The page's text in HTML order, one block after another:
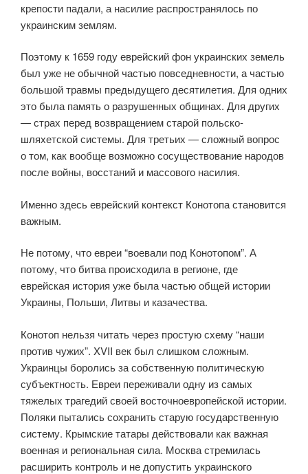
крепости падали, а насилие распространялось по
украинским землям.
Поэтому к 1659 году еврейский фон украинских земель
был уже не обычной частью повседневности, а частью
большой травмы предыдущего десятилетия. Для одних
это была память о разрушенных общинах. Для других
— страх перед возвращением старой польско-
шляхетской системы. Для третьих — сложный вопрос
о том, как вообще возможно сосуществование народов
после войны, восстаний и массового насилия.
Именно здесь еврейский контекст Конотопа становится
важным.
Не потому, что евреи “воевали под Конотопом”. А
потому, что битва происходила в регионе, где
еврейская история уже была частью общей истории
Украины, Польши, Литвы и казачества.
Конотоп нельзя читать через простую схему “наши
против чужих”. XVII век был слишком сложным.
Украинцы боролись за собственную политическую
субъектность. Евреи переживали одну из самых
тяжелых трагедий своей восточноевропейской истории.
Поляки пытались сохранить старую государственную
систему. Крымские татары действовали как важная
военная и региональная сила. Москва стремилась
расширить контроль и не допустить украинского